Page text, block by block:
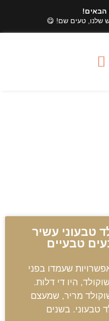
הבאים!
שלנו, טעים שם! 😋
טבעוני עשיר
טבעיים
שעמדו בפני
היו די דלות.
מריר, שמעצם
טבעוני. בשנים